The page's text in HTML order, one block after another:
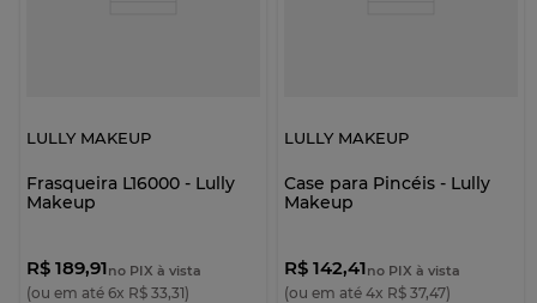
LULLY MAKEUP
Frasqueira L16000 - Lully
Makeup
R$ 189,91no PIX à vista
(ou em até 6x R$ 33,31)
LULLY MAKEUP
Case para Pincéis - Lully
Makeup
R$ 142,41no PIX à vista
(ou em até 4x R$ 37,47)